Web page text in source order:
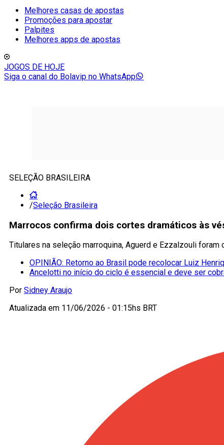
Melhores casas de apostas
Promoções para apostar
Palpites
Melhores apps de apostas
JOGOS DE HOJE
Siga o canal do Bolavip no WhatsApp
SELEÇÃO BRASILEIRA
/Seleção Brasileira
Marrocos confirma dois cortes dramáticos às
Titulares na seleção marroquina, Aguerd e Ezzalzouli
OPINIÃO: Retorno ao Brasil pode recolocar Luiz
Ancelotti no início do ciclo é essencial e deve ser
Por Sidney Araujo
Atualizada em 11/06/2026 - 01:15hs BRT